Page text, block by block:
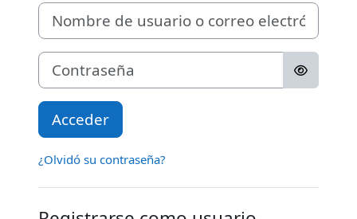
Nombre de usuario o correo electrónico
Contraseña
Acceder
¿Olvidó su contraseña?